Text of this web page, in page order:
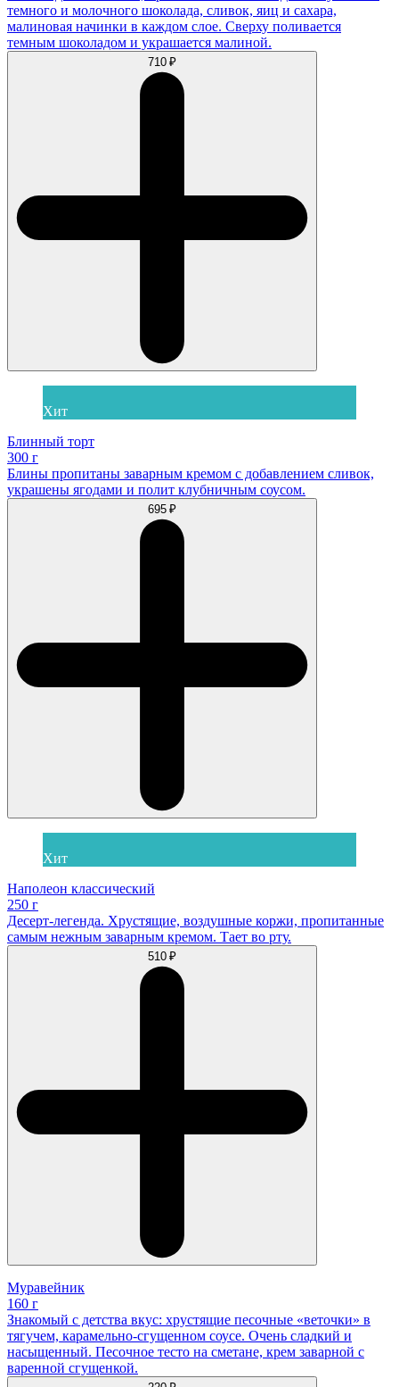
темного и молочного шоколада, сливок, яиц и сахара,
малиновая начинки в каждом слое. Сверху поливается
темным шоколадом и украшается малиной.
710 ₽
Хит
Блинный торт
300 г
Блины пропитаны заварным кремом с добавлением сливок,
украшены ягодами и полит клубничным соусом.
695 ₽
Хит
Наполеон классический
250 г
Десерт-легенда. Хрустящие, воздушные коржи, пропитанные
самым нежным заварным кремом. Тает во рту.
510 ₽
Муравейник
160 г
Знакомый с детства вкус: хрустящие песочные «веточки» в
тягучем, карамельно-сгущенном соусе. Очень сладкий и
насыщенный. Песочное тесто на сметане, крем заварной с
варенной сгущенкой.